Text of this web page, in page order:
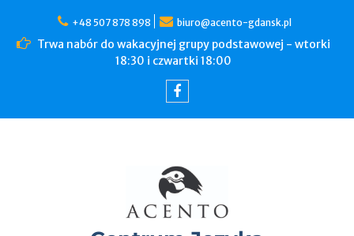
+48 507 878 898 biuro@acento-gdansk.pl
Trwa nabór do wakacyjnej grupy podstawowej - wtorki
18:30 i czwartki 18:00